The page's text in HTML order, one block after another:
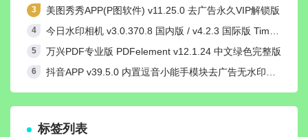
美图秀秀APP(P图软件) v11.25.0 去广告永久VIP解锁版
今日水印相机 v3.0.370.8 国内版 / v4.2.3 国际版 Timemark高级VIP会员解锁版
万兴PDF专业版 PDFelement v12.1.24 中文绿色完整版
抖音APP v39.5.0 内置逗音小能手模块去广告无水印纯净版
标签列表